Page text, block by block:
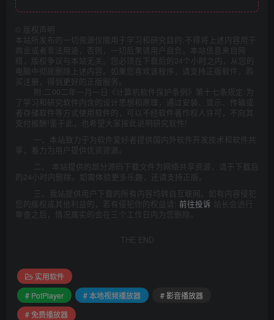
版权声明
本站所发布的一切资源仅限用于学习和研究目的;不得将上述内容用于
商业或者非法用途，否则，一切后果请用户自负。本站信息来自网
络，版权争议与本站无关。您必须在下载后的24个小时之内，从您的
电脑中彻底删除上述内容。如果您喜欢该程序，请支持正版软件，购
买注册，得到更好的正版服务。
附:二00二年一月一日《计算机软件保护条例》第十七条规定:为
了学习和研究软件内含的设计思想和原理，通过安装、显示、传输或
者存储软件等方式使用软件的，可以不经软件著作权人许可，不向其
支付报酬!鉴于此，也希望大家按此说明研究软件!
一、本站致力于为软件爱好者提供国内外软件开发技术和软件共
享，着力为用户提供优资资源。
二、 本站提供的部分源码下载文件为网络共享资源，请于下载后
的24小时内删除。如需体验更多乐趣，还请支持正版。
三、我站提供用户下载的所有内容均转自互联网。如有内容侵犯
您的版权或其他利益的，若有侵犯你的权益请: 前往投诉 站长会进行
审查之后，情况属实的会在三个工作日内为您删除。
THE END
实用软件
# PotPlayer
# 本地视频播放器
# 影音播放器
# 免费播放器